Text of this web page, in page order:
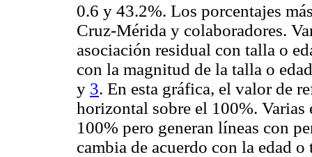
0.6 y 43.2%. Los porcentajes
Cruz-Mérida y colaboradores.
asociación residual con talla o
con la magnitud de la talla o
y 3. En esta gráfica, el valor de
horizontal sobre el 100%. Varias
100% pero generan líneas con
cambia de acuerdo con la edad